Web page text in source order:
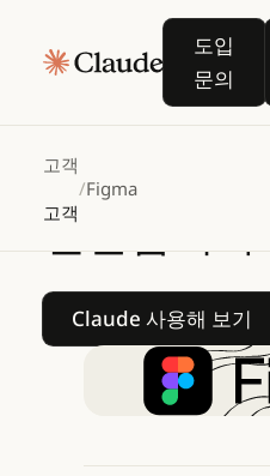
도입
문의
도입 문
고객
고객
/Figma
Figma는
활용해 아
인터랙티브
소프트웨어로
전환합니다
Claude 사용해 보기
Claude 사